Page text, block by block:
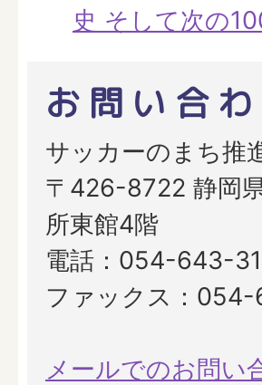
史 そして次の
お問い合
サッカーのまち推
〒426-8722 静岡
所東館4階
電話：054-643-
ファックス：
メールでのお問い